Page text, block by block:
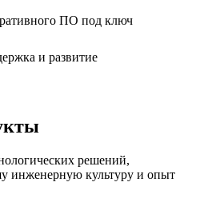
ПО под ключ
и развитие
решений,
инженерную культуру и опыт